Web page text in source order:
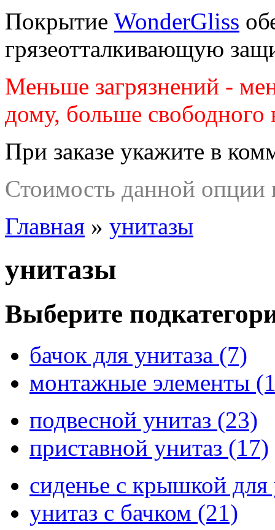
Покрытие WonderGliss
грязеотталкивающую
Меньше загрязнений -
дому, больше свободного
При заказе укажите в
Стоимость данной опции
Главная » унитазы
унитазы
Выберите
бачок для унитаза (7)
монтажные элементы
подвесной унитаз (23)
приставной унитаз (17)
сиденье с крышкой для
унитаз с бачком (21)